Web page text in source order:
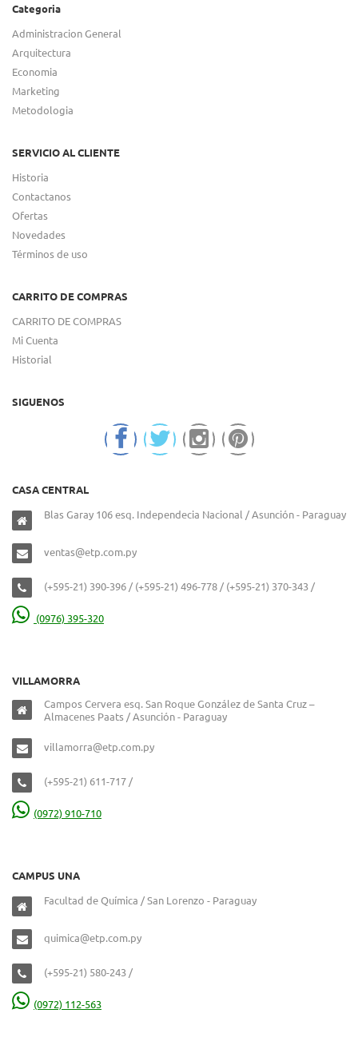
Categoria
Administracion General
Arquitectura
Economia
Marketing
Metodologia
SERVICIO AL CLIENTE
Historia
Contactanos
Ofertas
Novedades
Términos de uso
CARRITO DE COMPRAS
CARRITO DE COMPRAS
Mi Cuenta
Historial
SIGUENOS
CASA CENTRAL
Blas Garay 106 esq. Independecia Nacional / Asunción - Paraguay
ventas@etp.com.py
(+595-21) 390-396 / (+595-21) 496-778 / (+595-21) 370-343 /
(0976) 395-320
VILLAMORRA
Campos Cervera esq. San Roque González de Santa Cruz –
Almacenes Paats / Asunción - Paraguay
villamorra@etp.com.py
(+595-21) 611-717 /
(0972) 910-710
CAMPUS UNA
Facultad de Química / San Lorenzo - Paraguay
quimica@etp.com.py
(+595-21) 580-243 /
(0972) 112-563